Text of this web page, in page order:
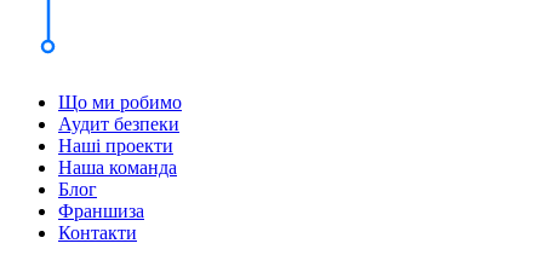
Що ми робимо
Аудит безпеки
Наші проекти
Наша команда
Блог
Франшиза
Контакти